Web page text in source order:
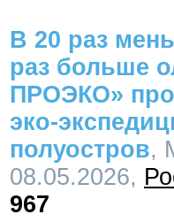
В 20 раз
раз больше
ПРОЭКО»
эко-
полуостров,
08.05.2026,
967